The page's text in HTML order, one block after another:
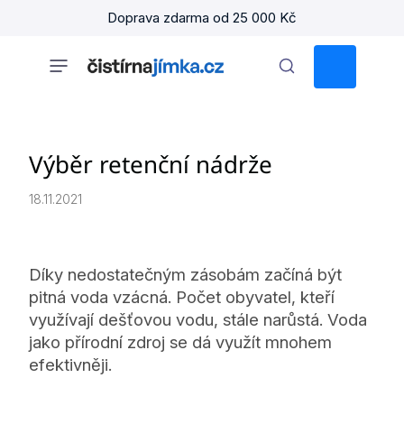
Doprava zdarma od 25 000 Kč
KOŠÍK
Výběr retenční nádrže
18.11.2021
Díky nedostatečným zásobám začíná být
pitná voda vzácná. Počet obyvatel, kteří
využívají dešťovou vodu, stále narůstá. Voda
jako přírodní zdroj se dá využít mnohem
efektivněji.